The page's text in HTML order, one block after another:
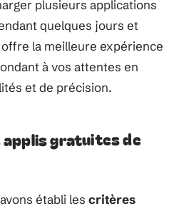
plusieurs applications
quelques jours et
la meilleure expérience
à vos attentes en
et de précision.
gratuites de
établi les critères